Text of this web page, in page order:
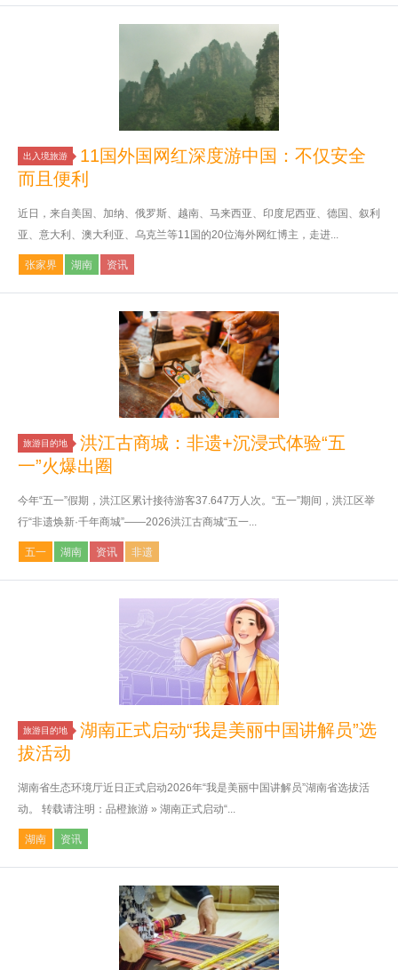
出入境旅游
11国外国网红深度游中国：不仅安全
而且便利
近日，来自美国、加纳、俄罗斯、越南、马来西亚、印度尼西亚、德国、叙利
亚、意大利、澳大利亚、乌克兰等11国的20位海外网红博主，走进...
张家界 湖南 资讯
旅游目的地
洪江古商城：非遗+沉浸式体验“五
一”火爆出圈
今年“五一”假期，洪江区累计接待游客37.647万人次。“五一”期间，洪江区举
行“非遗焕新·千年商城”——2026洪江古商城“五一...
五一 湖南 资讯 非遗
旅游目的地
湖南正式启动“我是美丽中国讲解员”选
拔活动
湖南省生态环境厅近日正式启动2026年“我是美丽中国讲解员”湖南省选拔活
动。 转载请注明：品橙旅游 » 湖南正式启动“...
湖南 资讯